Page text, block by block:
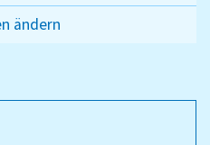
ändern